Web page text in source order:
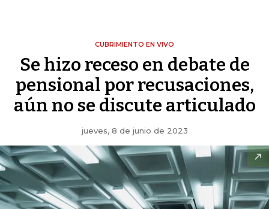
CUBRIMIENTO EN VIVO
Se hizo receso en debate de
pensional por recusaciones,
aún no se discute articulado
jueves, 8 de junio de 2023